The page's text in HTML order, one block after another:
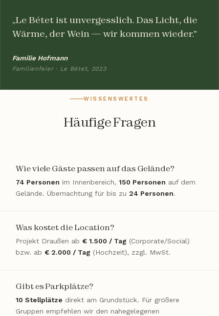
„Le Bétet ist unvergesslich. Das Licht, die
Wärme, der Wein — wir kommen wieder."
Familie Hofmann
Familienfeier · Le Bétet, 2023
WISSENSWERTES
Häufige Fragen
Wie viele Gäste passen auf das Gelände?
74 Personen im Innenbereich, 150 Personen auf dem
Gelände. Übernachtung für bis zu 24 Personen.
Was kostet die Location?
Projekt Draußen ab € 1.500 / Tag (Corporate/Social)
bzw. ab € 2.000 / Tag (Hochzeit), zzgl. MwSt.
Gibt es Parkplätze?
10 Stellplätze direkt am Grundstück. Für größere
Gruppen empfehlen wir den nahegelegenen